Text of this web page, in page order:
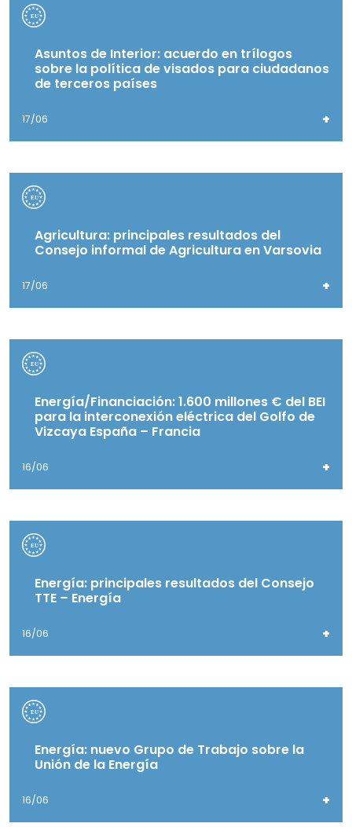
Asuntos de Interior: acuerdo en trílogos
sobre la política de visados para ciudadanos
de terceros países
17/06 +
Agricultura: principales resultados del
Consejo informal de Agricultura en Varsovia
17/06 +
Energía/Financiación: 1.600 millones € del BEI
para la interconexión eléctrica del Golfo de
Vizcaya España – Francia
16/06 +
Energía: principales resultados del Consejo
TTE – Energía
16/06 +
Energía: nuevo Grupo de Trabajo sobre la
Unión de la Energía
16/06 +